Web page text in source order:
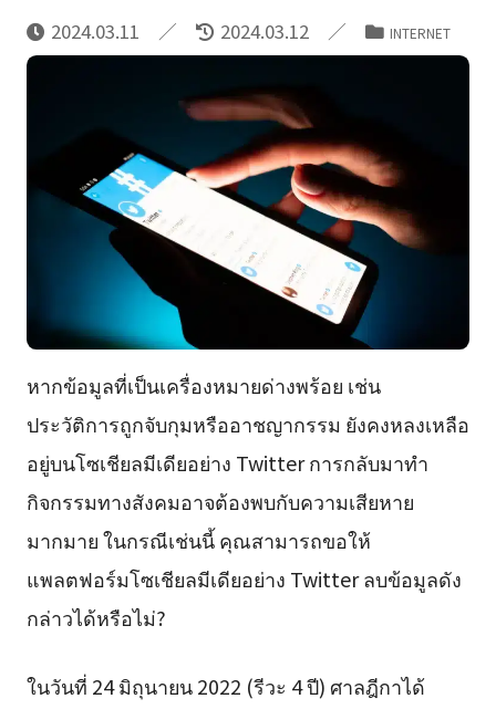
2024.03.11 2024.03.12 INTERNET
หากข้อมูลที่เป็นเครื่องหมายด่างพร้อย เช่น
ประวัติการถูกจับกุมหรืออาชญากรรม ยังคงหลงเหลือ
อยู่บนโซเชียลมีเดียอย่าง Twitter การกลับมาทำ
กิจกรรมทางสังคมอาจต้องพบกับความเสียหาย
มากมาย ในกรณีเช่นนี้ คุณสามารถขอให้
แพลตฟอร์มโซเชียลมีเดียอย่าง Twitter ลบข้อมูลดัง
กล่าวได้หรือไม่?
ในวันที่ 24 มิถุนายน 2022 (รีวะ 4 ปี) ศาลฎีกาได้